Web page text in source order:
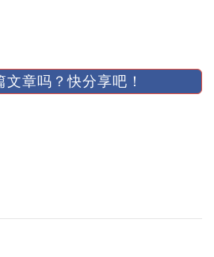
文章吗？快分享吧！